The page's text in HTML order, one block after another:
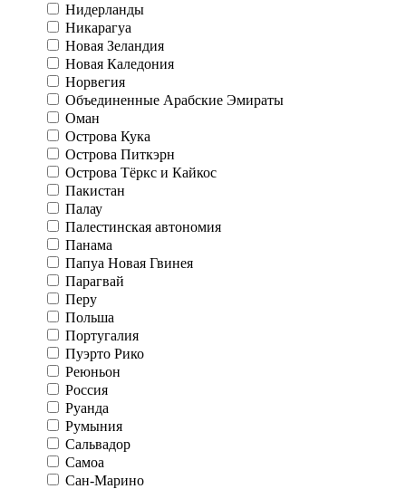
Нидерланды
Никарагуа
Новая Зеландия
Новая Каледония
Норвегия
Объединенные Арабские Эмираты
Оман
Острова Кука
Острова Питкэрн
Острова Тёркс и Кайкос
Пакистан
Палау
Палестинская автономия
Панама
Папуа Новая Гвинея
Парагвай
Перу
Польша
Португалия
Пуэрто Рико
Реюньон
Россия
Руанда
Румыния
Сальвадор
Самоа
Сан-Марино